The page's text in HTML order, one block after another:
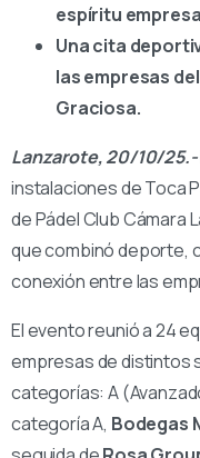
espíritu
Una cita
las empresas
Graciosa.
Lanzarote, 20/10/25.-
instalaciones de Toca
de Pádel Club Cámara
que combinó deporte,
conexión entre las
El evento reunió a 24
empresas de distintos
categorías: A
categoría A, Bodegas